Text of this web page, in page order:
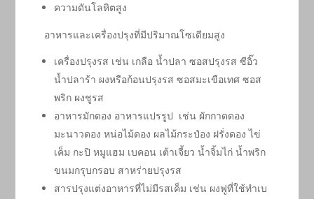
ความดันโลหิตสูง
อาหารและเครื่องปรุงที่มีปริมาณโซเดียมสูง
เครื่องปรุงรส เช่น เกลือ น้ำปลา ซอสปรุงรส ซีอิ๊ว
น้ำปลาร้า ผงหรือก้อนปรุงรส ซอสมะเขือเทศ ซอส
พริก ผงชูรส
อาหารมักดอง อาหารแปรรูป เช่น ผักกาดดอง
มะนาวดอง หน่อไม้ดอง ผลไม้กระป๋อง ฝรั่งดอง ไข่
เค็ม กะปิ หมูแฮม เบคอน เต้าเจี้ยว น้ำจิ้มไก่ น้ำพริก
ขนมกรุบกรอบ สาหร่ายปรุงรส
สารปรุงแต่งอาหารที่ไม่มีรสเค็ม เช่น ผงฟูที่ใช้ทำเบ